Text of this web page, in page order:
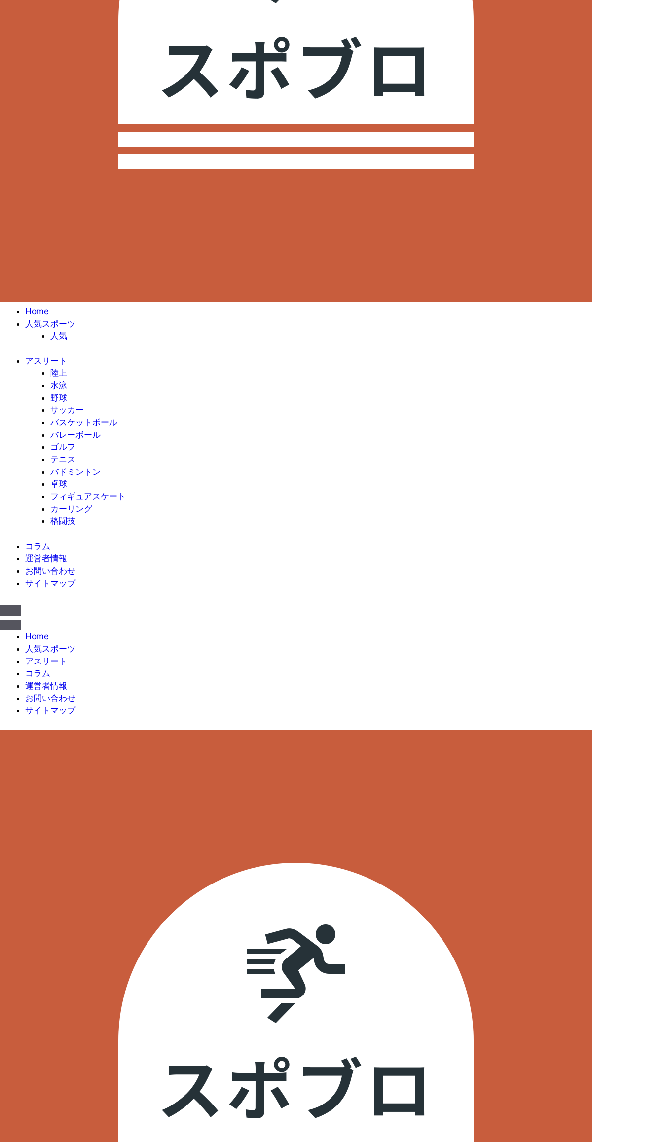
Home
人気スポーツ
人気
アスリート
陸上
水泳
野球
サッカー
バスケットボール
バレーボール
ゴルフ
テニス
バドミントン
卓球
フィギュアスケート
カーリング
格闘技
コラム
運営者情報
お問い合わせ
サイトマップ
Home
人気スポーツ
アスリート
コラム
運営者情報
お問い合わせ
サイトマップ